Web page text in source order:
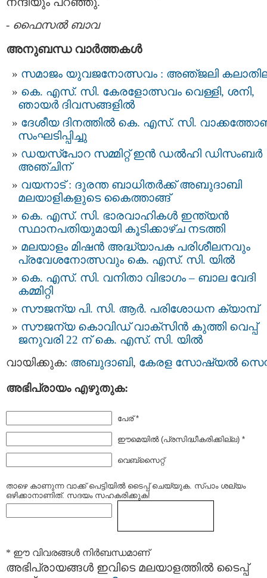
- ഫൈസല്‍ ബാവ
അനുബന്ധ വാര്‍ത്തകള്‍
സമാജം യുവജനോത്സവം : അഞ്‌ജലി
കെ. എസ്. സി. കേരളോത്സവം വെള്ളി, ശനി,
ഞായർ ദിവസങ്ങളിൽ
ദേശീയ ദിനത്തിൽ കെ. എസ്‌. സി.
സംഘടിപ്പിച്ചു
ഡയസ്‌പോറ സമ്മിറ്റ് ഇന്‍ ഡല്‍ഹി ഡിസംബർ
അഞ്ചിന്
വയനാട് : ദുരന്ത ബാധിതർക്ക് അബുദാബി
മലയാളികളുടെ കൈത്താങ്ങ്
കെ. എസ്. സി. ഭാരവാഹികള്‍ ഇന്ത്യന്‍
സ്ഥാനപതിയുമായി കൂടിക്കാഴ്ച നടത്തി
മലയാളം മിഷൻ അദ്ധ്യാപക പരിശീലനവും
പ്രവേശനോത്സവും കെ. എസ്. സി. യിൽ
കെ. എസ്. സി. വനിതാ വിഭാഗം – ബാല വേദി
കമ്മിറ്റി
സൗജന്യ പി. സി. ആർ. പരിശോധന ക്യാമ്പ്
സൗജന്യ കൊവിഡ് വാക്സിൻ കുത്തി വെപ്പ്
ജനുവരി 22 ന് കെ. എസ്. സി. യില്‍
വായിക്കുക: അബുദാബി, കേരള സോഷ്യല്‍
അഭിപ്രായം എഴുതുക:
പേര് *
ഈമെയില്‍ (പ്രസിദ്ധീകരിക്കില്ല) *
വെബ്സൈറ്റ്
താഴെ കാണുന്ന വാക്ക് പെട്ടിയില്‍ ടൈപ്പ്‌ ചെയ്യുക. സ്പാം ശല്യം
ഒഴിക്കാനാണിത്. സദയം സഹകരിക്കുക!
* ഈ വിവരങ്ങള്‍ നിര്‍ബന്ധമാണ്
അഭിപ്രായങ്ങള്‍ ഇവിടെ മലയാളത്തില്‍ ടൈപ്പ്